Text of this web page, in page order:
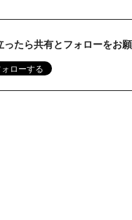
ったら共有とフォローをお